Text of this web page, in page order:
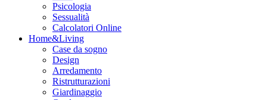
Psicologia
Sessualità
Calcolatori Online
Home&Living
Case da sogno
Design
Arredamento
Ristrutturazioni
Giardinaggio